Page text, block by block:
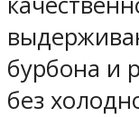
бурбона и
без